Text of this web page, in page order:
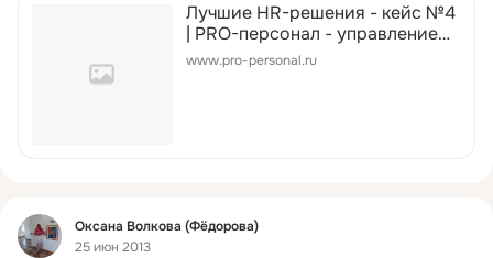
Лучшие HR-решения - кейс №4
| PRO-персонал - управление
персоналом и кадровое
делопроизводство от
www.pro-personal.ru
Фид
Оксана Волкова (Фёдорова)
25 июн 2013